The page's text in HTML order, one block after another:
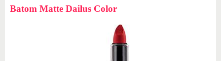
Batom Matte Dailus Color